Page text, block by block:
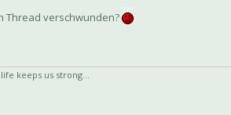
Thread verschwunden?
keeps us strong...